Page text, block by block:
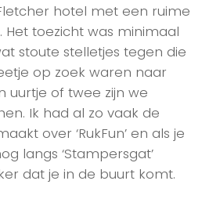
hotel met een ruime
Het toezicht was minimaal
stoute stelletjes tegen die
op zoek waren naar
uurtje of twee zijn we
Ik had al zo vaak de
over ‘RukFun’ en als je
langs ‘Stampersgat’
dat je in de buurt komt.